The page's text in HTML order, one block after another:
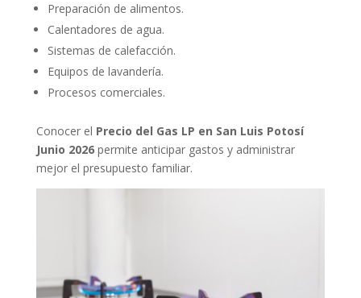
Preparación de alimentos.
Calentadores de agua.
Sistemas de calefacción.
Equipos de lavandería.
Procesos comerciales.
Conocer el Precio del Gas LP en San Luis Potosí
Junio 2026permite anticipar gastos y administrar
mejor el presupuesto familiar.